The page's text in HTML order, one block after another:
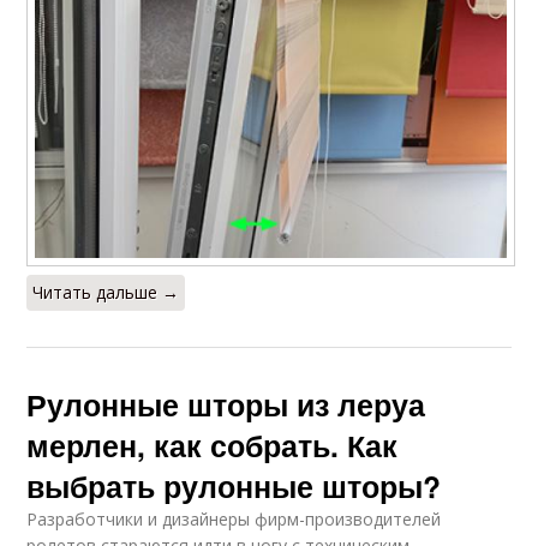
Читать дальше →
Рулонные шторы из леруа
мерлен, как собрать. Как
выбрать рулонные шторы?
Разработчики и дизайнеры фирм-производителей